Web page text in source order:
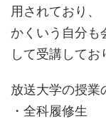
用されており、
かくいう自分も
して受講してお
放送大学の授業
・全科履修生